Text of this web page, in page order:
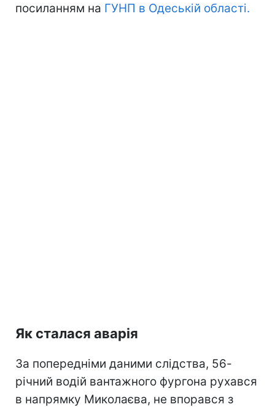
посиланням на ГУНП в Одеській області.
Як сталася аварія
За попередніми даними слідства, 56-
річний водій вантажного фургона рухався
в напрямку Миколаєва, не впорався з